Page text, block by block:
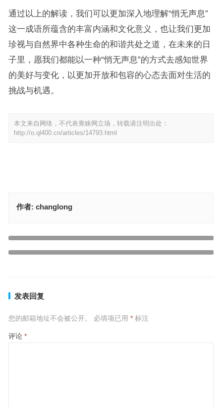
通过以上的解读，我们可以更加深入地理解“悄无声息”
这一成语所蕴含的丰富内涵和文化意义，也让我们更加
珍视与自然界中各种生命的和谐共处之道，在未来的日
子里，愿我们都能以一种“悄无声息”的方式去感知世界
的美好与变化，以更加开放和包容的心态去面对生活的
挑战与机遇。
本文来自网络，不代表青睐网立场，转载请注明出处：
http://o.ql400.cn/articles/14793.html
作者: changlong
发表回复
您的邮箱地址不会被公开。 必填项已用 *标注
评论 *